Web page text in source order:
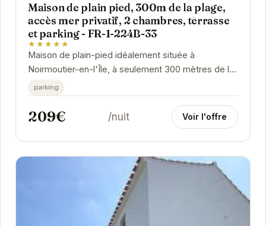
Maison de plain pied, 300m de la plage,
accès mer privatif, 2 chambres, terrasse
et parking - FR-1-224B-33
★★★★★
Maison de plain-pied idéalement située à
Noirmoutier-en-l'Île, à seulement 300 mètres de la
plage et avec un accès direct à la mer. Ce...
parking
209€ /nuit Voir l'offre